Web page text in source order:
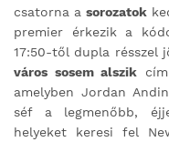
csatorna a sorozatok
premier érkezik a
17:50-től dupla résszel
város sosem alszik
amelyben Jordan
séf a legmenőbb,
helyeket keresi fel